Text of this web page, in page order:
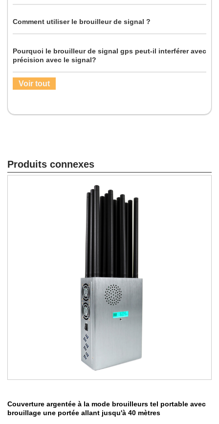
Comment utiliser le brouilleur de signal ?
Pourquoi le brouilleur de signal gps peut-il interférer avec
précision avec le signal?
Voir tout
Produits connexes
Couverture argentée à la mode brouilleurs tel portable avec
brouillage une portée allant jusqu'à 40 mètres